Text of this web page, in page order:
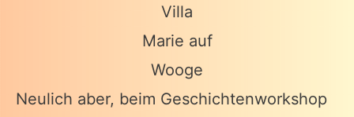
Villa
Marie auf
Wooge
Neulich aber, beim Geschichtenworkshop